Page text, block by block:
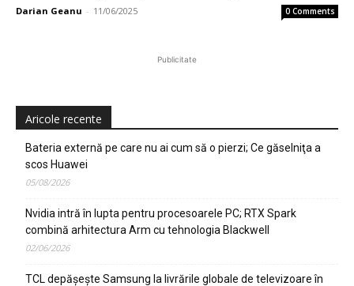
Darian Geanu - 11/06/2025 0 Comments
Publicitate
Aricole recente
Bateria externă pe care nu ai cum să o pierzi; Ce găselniţa a
scos Huawei
05/08/2026
Nvidia intră în lupta pentru procesoarele PC; RTX Spark
combină arhitectura Arm cu tehnologia Blackwell
02/06/2026
TCL depășește Samsung la livrările globale de televizoare în